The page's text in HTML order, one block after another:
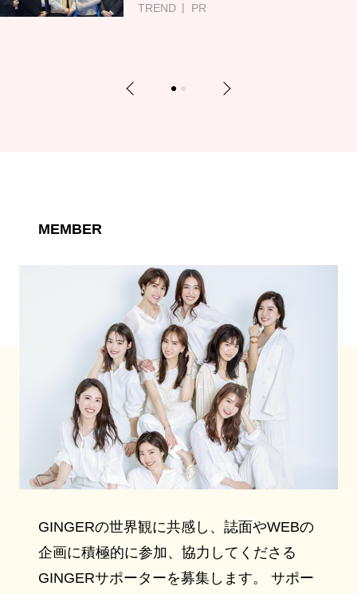
TREND
PR
Previous 1 2 Next
MEMBER
GINGERの世界観に共感し、誌面やWEBの
企画に積極的に参加、協力してくださる
GINGERサポーターを募集します。 サポー